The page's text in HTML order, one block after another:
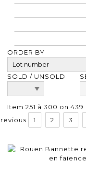
ORDER BY
SOLD / UNSOLD
Item 251 à 300 on 439
1 2 3